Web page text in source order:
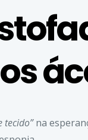
tecido”na